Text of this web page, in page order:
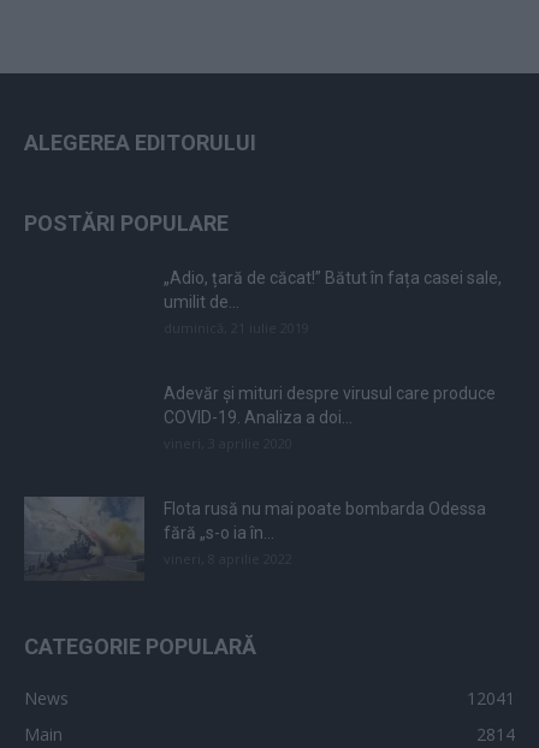
ALEGEREA EDITORULUI
POSTĂRI POPULARE
„Adio, țară de căcat!” Bătut în fața casei sale,
umilit de...
Adevăr și mituri despre virusul care produce
COVID-19. Analiza a doi...
Flota rusă nu mai poate bombarda Odessa
fără „s-o ia în...
CATEGORIE POPULARĂ
News
12041
Main
2814